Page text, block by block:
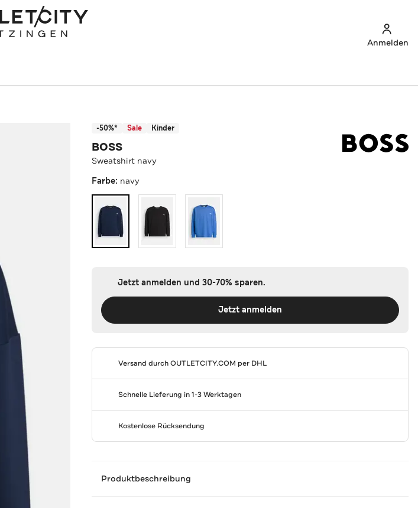
Anmelden
-50%* Sale Kinder
BOSS
Sweatshirt navy
Farbe: navy
Jetzt anmelden und 30-70% sparen.
Jetzt anmelden
Versand durchOUTLETCITY.COM per DHL
Schnelle Lieferung in 1-3 Werktagen
Kostenlose Rücksendung
Produktbeschreibung